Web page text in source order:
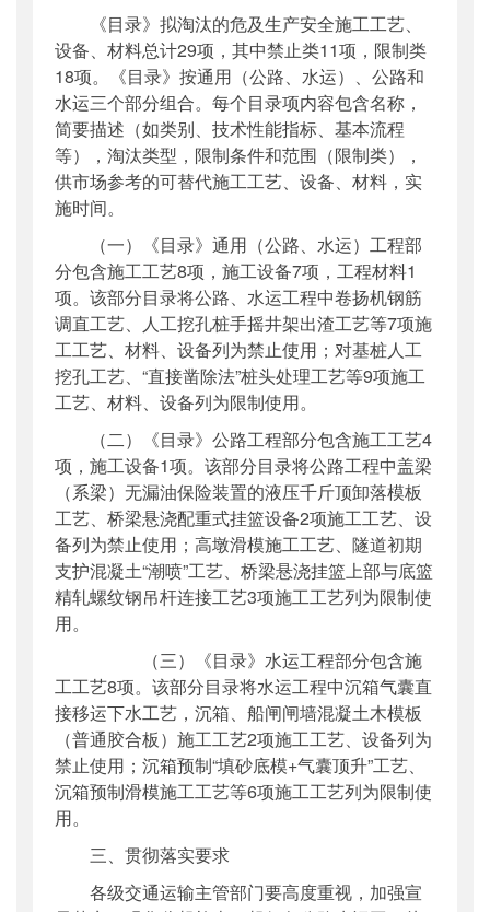
《目录》拟淘汰的危及生产安全施工工艺、
设备、材料总计29项，其中禁止类11项，限制类
18项。《目录》按通用（公路、水运）、公路和
水运三个部分组合。每个目录项内容包含名称，
简要描述（如类别、技术性能指标、基本流程
等），淘汰类型，限制条件和范围（限制类），
供市场参考的可替代施工工艺、设备、材料，实
施时间。
（一）《目录》通用（公路、水运）工程部
分包含施工工艺8项，施工设备7项，工程材料1
项。该部分目录将公路、水运工程中卷扬机钢筋
调直工艺、人工挖孔桩手摇井架出渣工艺等7项施
工工艺、材料、设备列为禁止使用；对基桩人工
挖孔工艺、“直接凿除法”桩头处理工艺等9项施工
工艺、材料、设备列为限制使用。
（二）《目录》公路工程部分包含施工工艺4
项，施工设备1项。该部分目录将公路工程中盖梁
（系梁）无漏油保险装置的液压千斤顶卸落模板
工艺、桥梁悬浇配重式挂篮设备2项施工工艺、设
备列为禁止使用；高墩滑模施工工艺、隧道初期
支护混凝土“潮喷”工艺、桥梁悬浇挂篮上部与底篮
精轧螺纹钢吊杆连接工艺3项施工工艺列为限制使
用。
（三）《目录》水运工程部分包含施
工工艺8项。该部分目录将水运工程中沉箱气囊直
接移运下水工艺，沉箱、船闸闸墙混凝土木模板
（普通胶合板）施工工艺2项施工工艺、设备列为
禁止使用；沉箱预制“填砂底模+气囊顶升”工艺、
沉箱预制滑模施工工艺等6项施工工艺列为限制使
用。
三、贯彻落实要求
各级交通运输主管部门要高度重视，加强宣